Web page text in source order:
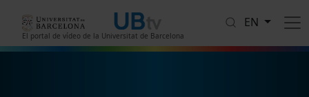
El portal de vídeo de la Universitat de Barcelona
EN